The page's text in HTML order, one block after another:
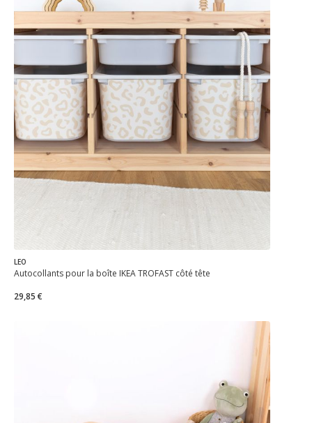
LEO
Autocollants pour la boîte IKEA TROFAST côté tête
29,85 €